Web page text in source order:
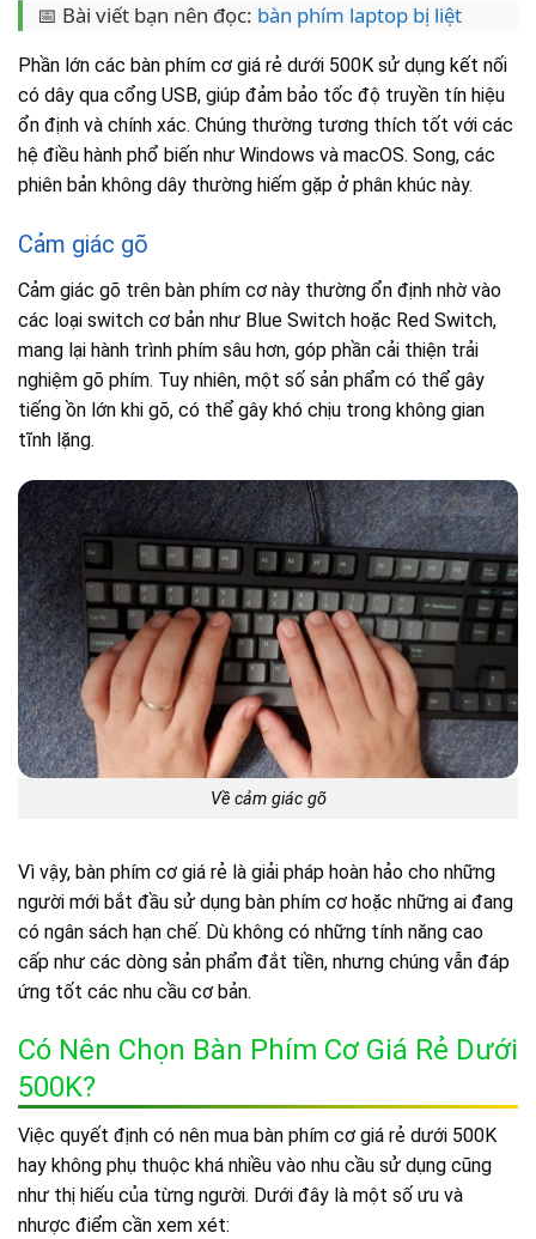
📅 Bài viết bạn nên đọc: bàn phím laptop bị liệt
Phần lớn các bàn phím cơ giá rẻ dưới 500K sử dụng kết nối
có dây qua cổng USB, giúp đảm bảo tốc độ truyền tín hiệu
ổn định và chính xác. Chúng thường tương thích tốt với các
hệ điều hành phổ biến như Windows và macOS. Song, các
phiên bản không dây thường hiếm gặp ở phân khúc này.
Cảm giác gõ
Cảm giác gõ trên bàn phím cơ này thường ổn định nhờ vào
các loại switch cơ bản như Blue Switch hoặc Red Switch,
mang lại hành trình phím sâu hơn, góp phần cải thiện trải
nghiệm gõ phím. Tuy nhiên, một số sản phẩm có thể gây
tiếng ồn lớn khi gõ, có thể gây khó chịu trong không gian
tĩnh lặng.
Về cảm giác gõ
Vì vậy, bàn phím cơ giá rẻ là giải pháp hoàn hảo cho những
người mới bắt đầu sử dụng bàn phím cơ hoặc những ai đang
có ngân sách hạn chế. Dù không có những tính năng cao
cấp như các dòng sản phẩm đắt tiền, nhưng chúng vẫn đáp
ứng tốt các nhu cầu cơ bản.
Có Nên Chọn Bàn Phím Cơ Giá Rẻ Dưới
500K?
Việc quyết định có nên mua bàn phím cơ giá rẻ dưới 500K
hay không phụ thuộc khá nhiều vào nhu cầu sử dụng cũng
như thị hiếu của từng người. Dưới đây là một số ưu và
nhược điểm cần xem xét: